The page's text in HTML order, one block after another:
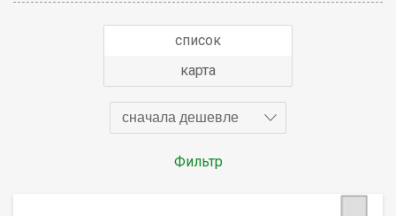
список
карта
сначала дешевле
Фильтр